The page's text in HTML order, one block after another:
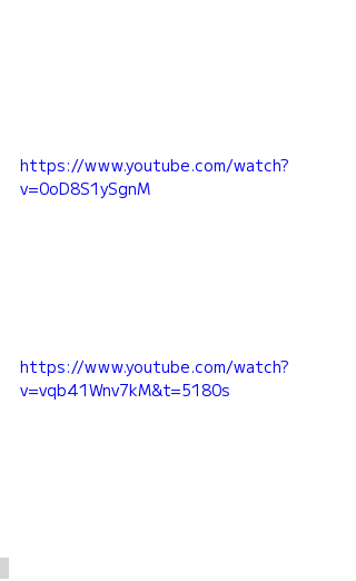
https://www.youtube.com/watch?
v=0oD8S1ySgnM
https://www.youtube.com/watch?
v=vqb41Wnv7kM&t=5180s